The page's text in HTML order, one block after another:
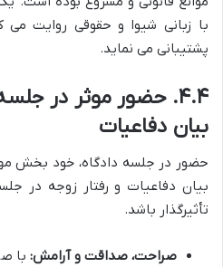
با زبانی شیوا و حقوقی روایت می
پشتیبانی می نماید.
۴.۴. حضور موثر در
بیان دفاعیات
حضور در جلسه دادگاه، خود بخش
بیان دفاعیات و رفتار زوجه در
تأثیرگذار باشد.
صراحت، صداقت و آرامش: با